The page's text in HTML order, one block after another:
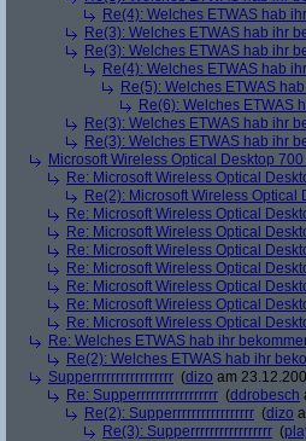
Re(4): Welches ETWAS hab
Re(3): Welches ETWAS hab ihr
Re(3): Welches ETWAS hab ihr
Re(4): Welches ETWAS hab
Re(5): Welches ETWAS
Re(6): Welches ETWAS
Re(3): Welches ETWAS hab ihr
Re(3): Welches ETWAS hab ihr
Microsoft Wireless Optical Desktop 700
Re: Microsoft Wireless Optical
Re(2): Microsoft Wireless Optical
Re: Microsoft Wireless Optical
Re: Microsoft Wireless Optical
Re: Microsoft Wireless Optical
Re: Microsoft Wireless Optical
Re: Microsoft Wireless Optical
Re: Microsoft Wireless Optical
Re: Microsoft Wireless Optical
Re: Welches ETWAS hab ihr
Re(2): Welches ETWAS hab ihr
Supperrrrrrrrrrrrrrrrr (dizo am
Re: Supperrrrrrrrrrrrrrrrr (ddrobesch
Re(2): Supperrrrrrrrrrrrrrrrr (dizo
Re(3): Supperrrrrrrrrrrrrrrrr (